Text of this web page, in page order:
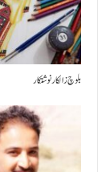
بلوچ زالکار نوشتکار